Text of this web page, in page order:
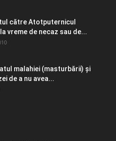
către Atotputernicul
vreme de necaz sau de...
malahiei (masturbării) şi
de a nu avea...